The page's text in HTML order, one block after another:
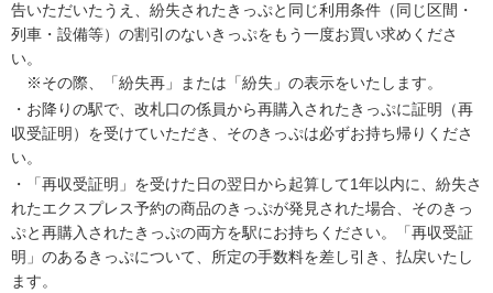
告いただいたうえ、紛失されたきっぷと同じ利用条件（同じ区間・
列車・設備等）の割引のないきっぷをもう一度お買い求めくださ
い。
※その際、「紛失再」または「紛失」の表示をいたします。
・お降りの駅で、改札口の係員から再購入されたきっぷに証明（再
収受証明）を受けていただき、そのきっぷは必ずお持ち帰りくださ
い。
・「再収受証明」を受けた日の翌日から起算して1年以内に、紛失さ
れたエクスプレス予約の商品のきっぷが発見された場合、そのきっ
ぷと再購入されたきっぷの両方を駅にお持ちください。「再収受証
明」のあるきっぷについて、所定の手数料を差し引き、払戻いたし
ます。